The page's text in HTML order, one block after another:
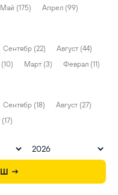
Май (175)
Апрел (99)
Сентябр (22)
Август (44)
Март (3)
Феврал (11)
Сентябр (18)
Август (27)
→